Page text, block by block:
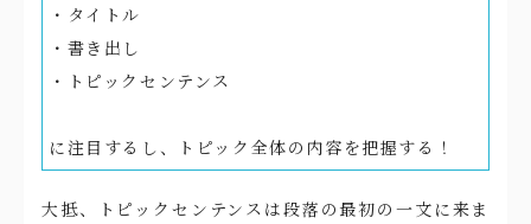
・タイトル
・書き出し
・トピックセンテンス
に注目するし、トピック全体の内容を把握する！
大抵、トピックセンテンスは段落の最初の一文に来ま